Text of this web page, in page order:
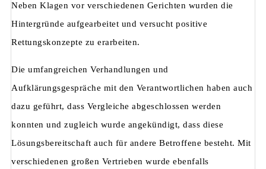
Neben Klagen vor verschiedenen Gerichten wurden die
Hintergründe aufgearbeitet und versucht positive
Rettungskonzepte zu erarbeiten.
Die umfangreichen Verhandlungen und
Aufklärungsgespräche mit den Verantwortlichen haben auch
dazu geführt, dass Vergleiche abgeschlossen werden
konnten und zugleich wurde angekündigt, dass diese
Lösungsbereitschaft auch für andere Betroffene besteht. Mit
verschiedenen großen Vertrieben wurde ebenfalls